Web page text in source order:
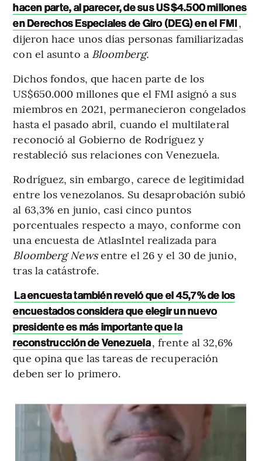
hacen parte, al parecer, de sus US$4.500 millones
en Derechos Especiales de Giro (DEG) en el FMI,
dijeron hace unos días personas familiarizadas
con el asunto a Bloomberg.
Dichos fondos, que hacen parte de los
US$650.000 millones que el FMI asignó a sus
miembros en 2021, permanecieron congelados
hasta el pasado abril, cuando el multilateral
reconoció al Gobierno de Rodríguez y
restableció sus relaciones con Venezuela.
Rodríguez, sin embargo, carece de legitimidad
entre los venezolanos. Su desaprobación subió
al 63,3% en junio, casi cinco puntos
porcentuales respecto a mayo, conforme con
una encuesta de AtlasIntel realizada para
Bloomberg Newsentre el 26 y el 30 de junio,
tras la catástrofe.
La encuesta también reveló que el 45,7% de los
encuestados considera que elegir un nuevo
presidente es más importante que la
reconstrucción de Venezuela, frente al 32,6%
que opina que las tareas de recuperación
deben ser lo primero.